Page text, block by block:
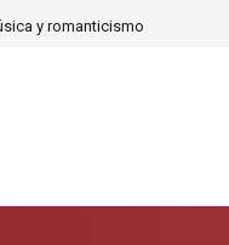
y romanticismo